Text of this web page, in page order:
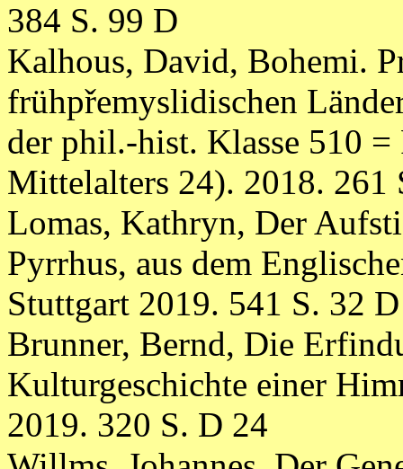
384 S. 99 D
Kalhous, David, Bohemi.
frühpřemyslidischen
der phil.-hist. Klasse 510 =
Mittelalters 24). 2018. 261
Lomas, Kathryn, Der
Pyrrhus, aus dem
Stuttgart 2019. 541 S. 32 D
Brunner, Bernd, Die
Kulturgeschichte einer
2019. 320 S. D 24